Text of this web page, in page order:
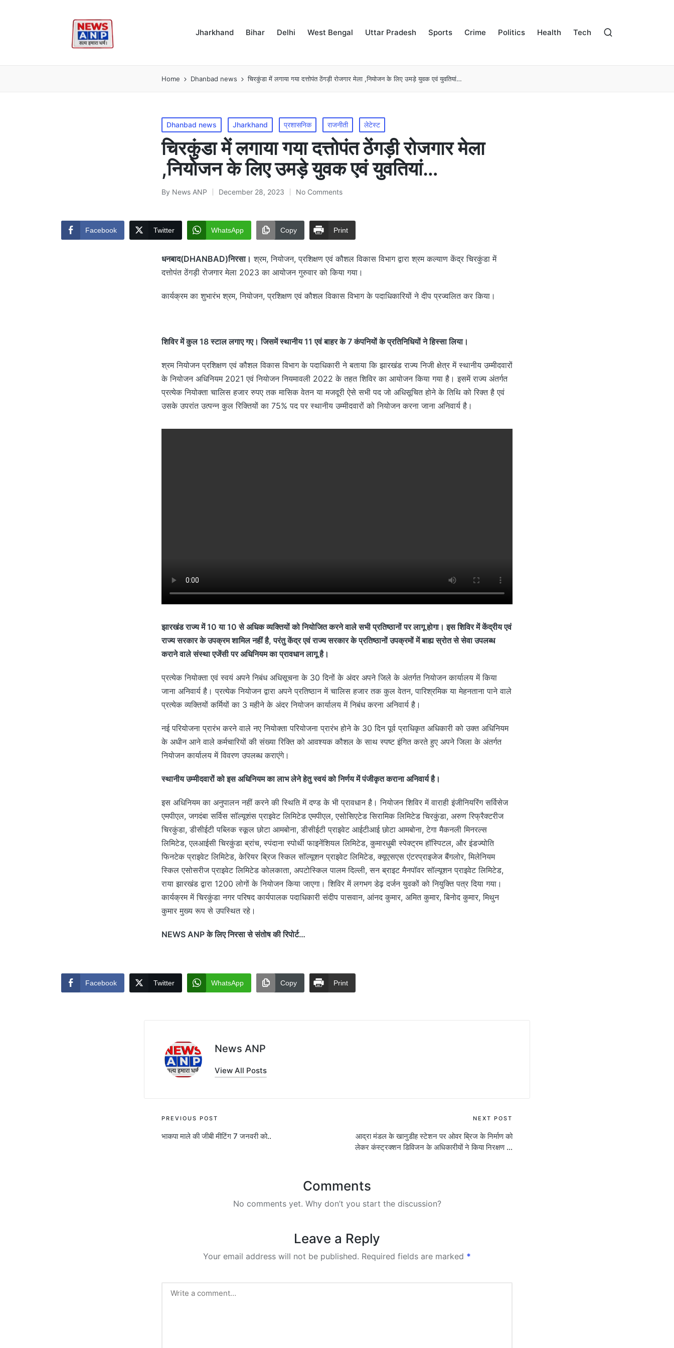
Jharkhand Bihar Delhi West Bengal Uttar Pradesh Sports Crime Politics Health Tech
Home Dhanbad news चिरकुंडा में लगाया गया दत्तोपंत ठेंगड़ी रोजगार मेला ,नियोजन के लिए उमड़े युवक एवं युवतियां…
Posted
in
Dhanbad news Jharkhand प्रशासनिक राजनीती लेटेस्ट
चिरकुंडा में लगाया गया दत्तोपंत ठेंगड़ी रोजगार मेला
,नियोजन के लिए उमड़े युवक एवं युवतियां…
Posted
By News ANP December 28, 2023 No Comments
Facebook Twitter WhatsApp Copy Print
धनबाद(DHANBAD)निरसा। श्रम, नियोजन, प्रशिक्षण एवं कौशल विकास विभाग द्वारा श्रम कल्याण केंद्र चिरकुंडा में
दत्तोपंत ठेंगड़ी रोजगार मेला 2023 का आयोजन गुरुवार को किया गया।
कार्यक्रम का शुभारंभ श्रम, नियोजन, प्रशिक्षण एवं कौशल विकास विभाग के पदाधिकारियों ने दीप प्रज्वलित कर किया।
शिविर में कुल 18 स्टाल लगाए गए। जिसमें स्थानीय 11 एवं बाहर के 7 कंपनियों के प्रतिनिधियों ने हिस्सा लिया।
श्रम नियोजन प्रशिक्षण एवं कौशल विकास विभाग के पदाधिकारी ने बताया कि झारखंड राज्य निजी क्षेत्र में स्थानीय उम्मीदवारों
के नियोजन अधिनियम 2021 एवं नियोजन नियमावली 2022 के तहत शिविर का आयोजन किया गया है। इसमें राज्य अंतर्गत
प्रत्येक नियोक्ता चालिस हजार रुपए तक मासिक वेतन या मजदूरी ऐसे सभी पद जो अधिसूचित होने के तिथि को रिक्त है एवं
उसके उपरांत उत्पन्न कुल रिक्तियों का 75% पद पर स्थानीय उम्मीदवारों को नियोजन करना जाना अनिवार्य है।
झारखंड राज्य में 10 या 10 से अधिक व्यक्तियों को नियोजित करने वाले सभी प्रतिष्ठानों पर लागू होगा। इस शिविर में केंद्रीय एवं
राज्य सरकार के उपक्रम शामिल नहीं है, परंतु केंद्र एवं राज्य सरकार के प्रतिष्ठानों उपक्रमों में बाह्य स्रोत से सेवा उपलब्ध
कराने वाले संस्था एजेंसी पर अधिनियम का प्रावधान लागू है।
प्रत्येक नियोक्ता एवं स्वयं अपने निबंध अधिसूचना के 30 दिनों के अंदर अपने जिले के अंतर्गत नियोजन कार्यालय में किया
जाना अनिवार्य है। प्रत्येक नियोजन द्वारा अपने प्रतिष्ठान में चालिस हजार तक कुल वेतन, पारिश्रमिक या मेहनताना पाने वाले
प्रत्येक व्यक्तियों कर्मियों का 3 महीने के अंदर नियोजन कार्यालय में निबंध करना अनिवार्य है।
नई परियोजना प्रारंभ करने वाले नए नियोक्ता परियोजना प्रारंभ होने के 30 दिन पूर्व प्राधिकृत अधिकारी को उक्त अधिनियम
के अधीन आने वाले कर्मचारियों की संख्या रिक्ति को आवश्यक कौशल के साथ स्पष्ट इंगित करते हुए अपने जिला के अंतर्गत
नियोजन कार्यालय में विवरण उपलब्ध कराएंगे।
स्थानीय उम्मीदवारों को इस अधिनियम का लाभ लेने हेतु स्वयं को निर्णय में पंजीकृत कराना अनिवार्य है।
इस अधिनियम का अनुपालन नहीं करने की स्थिति में दण्ड के भी प्रावधान है। नियोजन शिविर में वाराही इंजीनियरिंग सर्विसेज
एमपीएल, जगदंबा सर्विस सॉल्यूशंस प्राइवेट लिमिटेड एमपीएल, एसोसिएटेड सिरामिक लिमिटेड चिरकुंडा, अरुण रिफ्रैक्टरीज
चिरकुंडा, डीसीईटी पब्लिक स्कूल छोटा आमबोना, डीसीईटी प्राइवेट आईटीआई छोटा आमबोना, टेगा मैकनली मिनरल्स
लिमिटेड, एलआईसी चिरकुंडा ब्रांच, स्पंदाना स्पोर्थी फाइनेंशियल लिमिटेड, कुमारधुबी स्पेक्ट्रम हॉस्पिटल, और इंडज्योति
फिनटेक प्राइवेट लिमिटेड, केरियर ब्रिज स्किल सॉल्यूशन प्राइवेट लिमिटेड, क्यूएसएस एंटरप्राइजेज बैंगलोर, मिलेनियम
स्किल एसोसरीज प्राइवेट लिमिटेड कोलकाता, अपटोस्किल पालम दिल्ली, सन ब्राइट मैनपॉवर सॉल्यूशन प्राइवेट लिमिटेड,
राया झारखंड द्वारा 1200 लोगों के नियोजन किया जाएगा। शिविर में लगभग डेढ़ दर्जन युवकों को नियुक्ति पत्र दिया गया।
कार्यक्रम में चिरकुंडा नगर परिषद कार्यपालक पदाधिकारी संदीप पासवान, आंनद कुमार, अमित कुमार, बिनोद कुमार, मिथुन
कुमार मुख्य रूप से उपस्थित रहे।
NEWS ANP के लिए निरसा से संतोष की रिपोर्ट…
Facebook Twitter WhatsApp Copy Print
News ANP
View All Posts
Post
navigation
PREVIOUS POST
भाकपा माले की जीबी मीटिंग 7 जनवरी को..
NEXT POST
आद्रा मंडल के खानुडीह स्टेशन पर ओवर ब्रिज के निर्माण को
लेकर कंस्ट्रक्शन डिविजन के अधिकारीयों ने किया निरक्षण …
Comments
No comments yet. Why don’t you start the discussion?
Leave a Reply
Your email address will not be published. Required fields are marked *